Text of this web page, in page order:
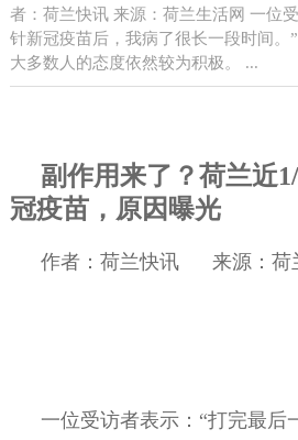
者：荷兰快讯 来源：荷兰生活网 一位
针新冠疫苗后，我病了很长一段时间。
大多数人的态度依然较为积极。 ...
副作用来了？荷兰近
冠疫苗，原因曝光
作者：荷兰快讯 来源：荷
一位受访者表示：“打完最后